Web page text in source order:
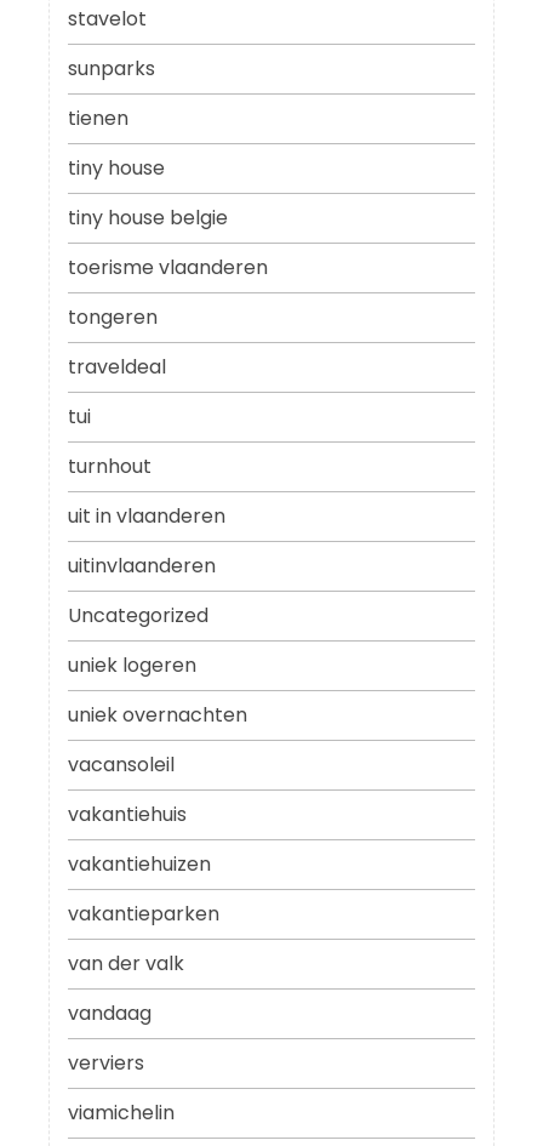
stavelot
sunparks
tienen
tiny house
tiny house belgie
toerisme vlaanderen
tongeren
traveldeal
tui
turnhout
uit in vlaanderen
uitinvlaanderen
Uncategorized
uniek logeren
uniek overnachten
vacansoleil
vakantiehuis
vakantiehuizen
vakantieparken
van der valk
vandaag
verviers
viamichelin